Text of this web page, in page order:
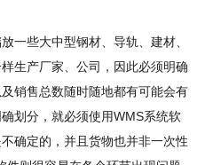
一些大中型钢材、导轨、建材、
生产厂家、公司，因此必须明确
销售总数随时随地都有可能会有
划分，就必须使用WMS系统软
确定的，并且货物也并非一次性